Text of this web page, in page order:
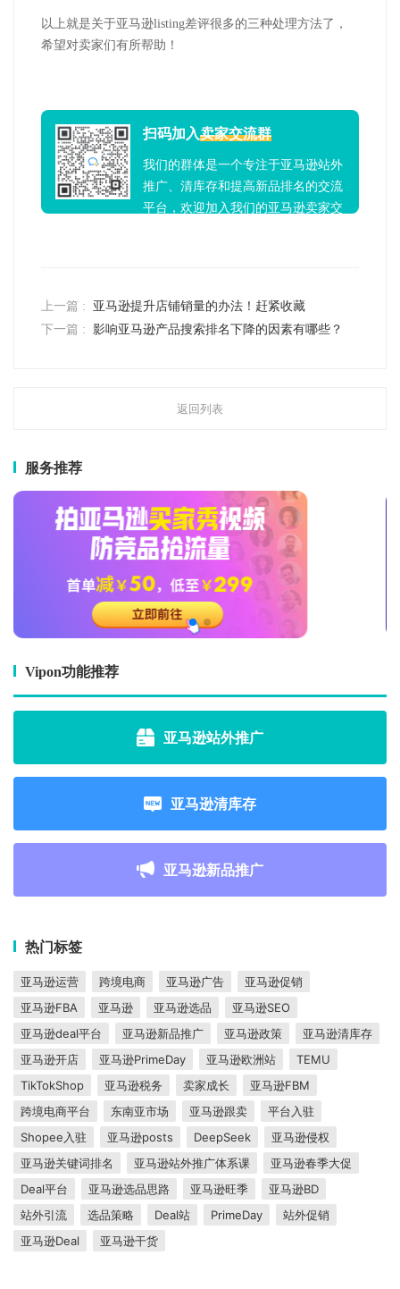
以上就是关于亚马逊listing差评很多的三种处理方法了，
希望对卖家们有所帮助！
扫码加入卖家交流群
我们的群体是一个专注于亚马逊站外
推广、清库存和提高新品排名的交流
平台，欢迎加入我们的亚马逊卖家交
上一篇 :
亚马逊提升店铺销量的办法！赶紧收藏
下一篇 : 影响亚马逊产品搜索排名下降的因素有哪些？
返回列表
服务推荐
Vipon功能推荐
亚马逊站外推广
亚马逊清库存
亚马逊新品推广
热门标签
亚马逊运营 跨境电商 亚马逊广告
亚马逊促销
亚马逊FBA
亚马逊 亚马逊选品
亚马逊SEO
亚马逊deal平台
亚马逊新品推广 亚马逊政策
亚马逊清库存
亚马逊开店
亚马逊PrimeDay 亚马逊欧洲站
TEMU
TikTokShop
亚马逊税务 卖家成长
亚马逊FBM
跨境电商平台
东南亚市场 亚马逊跟卖
平台入驻
Shopee入驻
亚马逊posts DeepSeek
亚马逊侵权
亚马逊关键词排名
亚马逊站外推广体系课
亚马逊春季大促
Deal平台
亚马逊选品思路 亚马逊旺季
亚马逊BD
站外引流
选品策略 Deal站 PrimeDay
站外促销
亚马逊Deal
亚马逊干货